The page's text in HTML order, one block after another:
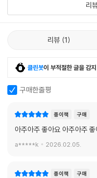
리
리뷰 1
클린봇이 부적절한 글을 감
구매한줄평
종이책 구매
아주아주 좋아요 아주아주
a*****k 2026.02.05.
종이책 구매